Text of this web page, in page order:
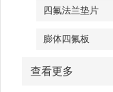
四氟法兰垫片
膨体四氟板
查看更多